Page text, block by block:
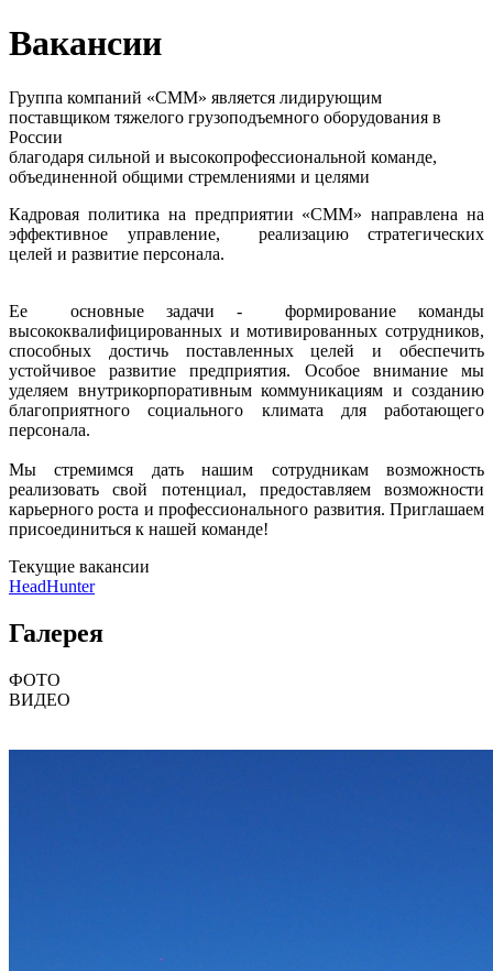
Вакансии
Группа компаний «СММ» является лидирующим
поставщиком тяжелого грузоподъемного оборудования в
России
благодаря сильной и высокопрофессиональной команде,
объединенной общими стремлениями и целями
Кадровая политика на предприятии «СММ» направлена на
эффективное управление, реализацию стратегических
целей и развитие персонала.
Ее основные задачи - формирование команды
высококвалифицированных и мотивированных сотрудников,
способных достичь поставленных целей и обеспечить
устойчивое развитие предприятия. Особое внимание мы
уделяем внутрикорпоративным коммуникациям и созданию
благоприятного социального климата для работающего
персонала.
Мы стремимся дать нашим сотрудникам возможность
реализовать свой потенциал, предоставляем возможности
карьерного роста и профессионального развития. Приглашаем
присоединиться к нашей команде!
Текущие вакансии
HeadHunter
Галерея
ФОТО
ВИДEО